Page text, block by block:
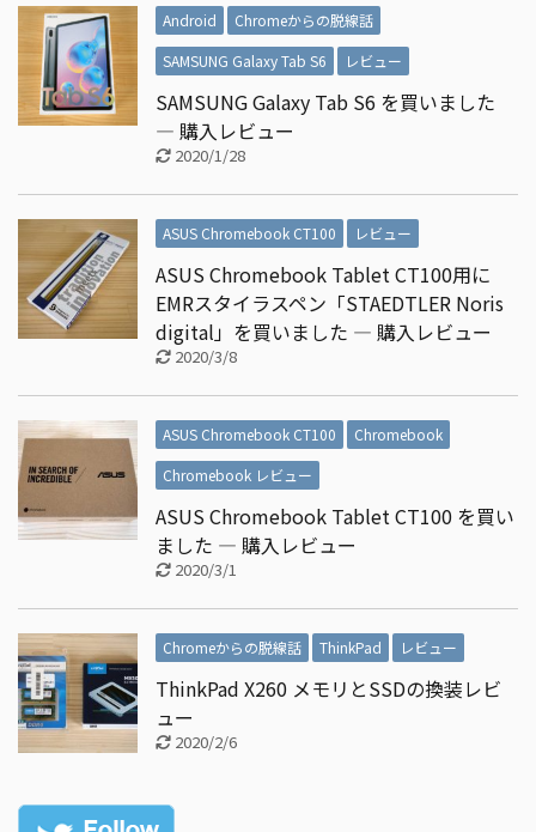
Android
Chromeからの脱線話
SAMSUNG Galaxy Tab S6
レビュー
SAMSUNG Galaxy Tab S6 を買いました
― 購入レビュー
2020/1/28
ASUS Chromebook CT100 レビュー
ASUS Chromebook Tablet CT100用に
EMRスタイラスペン「STAEDTLER Noris
digital」を買いました ― 購入レビュー
2020/3/8
ASUS Chromebook CT100
Chromebook
Chromebook レビュー
ASUS Chromebook Tablet CT100 を買い
ました ― 購入レビュー
2020/3/1
Chromeからの脱線話 ThinkPad レビュー
ThinkPad X260 メモリとSSDの換装レビ
ュー
2020/2/6